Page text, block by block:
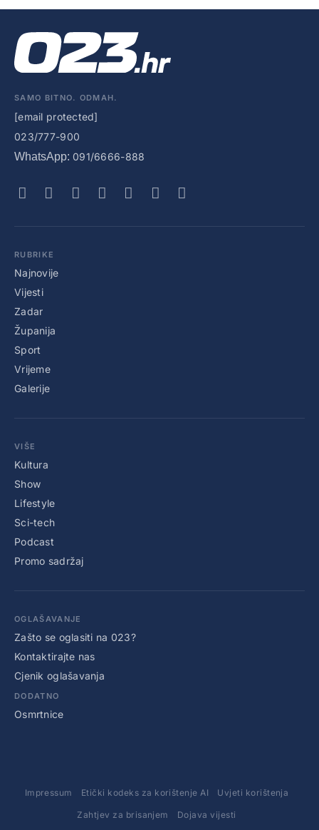
SAMO BITNO. ODMAH.
[email protected]
023/777-900
WhatsApp: 091/6666-888
RUBRIKE
Najnovije
Vijesti
Zadar
Županija
Sport
Vrijeme
Galerije
VIŠE
Kultura
Show
Lifestyle
Sci-tech
Podcast
Promo sadržaj
OGLAŠAVANJE
Zašto se oglasiti na 023?
Kontaktirajte nas
Cjenik oglašavanja
DODATNO
Osmrtnice
Impressum Etički kodeks za korištenje AI Uvjeti korištenja
Zahtjev za brisanjem Dojava vijesti